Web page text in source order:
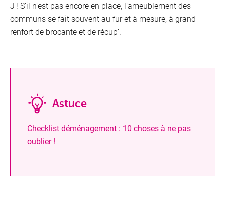
J ! S’il n’est pas encore en place, l’ameublement des
communs se fait souvent au fur et à mesure, à grand
renfort de brocante et de récup’.
Astuce
Checklist déménagement : 10 choses à ne pas
oublier !